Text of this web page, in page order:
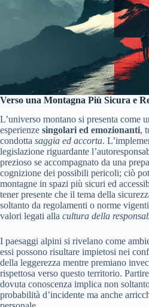
Verso una Montagna Più Sicura e
L’universo montano si presenta come
esperienze singolari ed emozionanti,
condotta saggia ed accorta.
legislazione riguardante
prezioso se accompagnato da una
cognizione dei possibili pericoli; ciò
montagne in spazi più sicuri ed
tener presente che il tema della
soltanto da regolamenti o norme
valori legati alla cultura della
I paesaggi alpini si rivelano come
essi possono risultare impietosi nei
della leggerezza mentre premiano
rispettosa verso questo territorio.
dovuta conoscenza implica non
probabilità d’incidente ma anche